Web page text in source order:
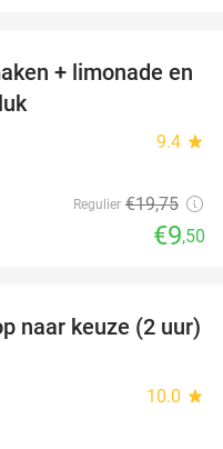
52%
+ limonade en
9.4 star
Regulier €19,75
€9,50
56%
naar keuze (2 uur)
10.0 star